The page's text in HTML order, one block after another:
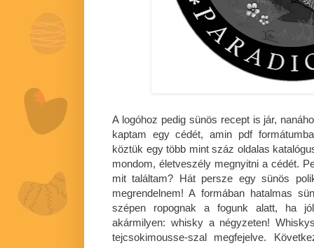
A logóhoz pedig sünös recept is jár,
kaptam egy cédét, amin pdf
köztük egy több mint száz oldalas
mondom, életveszély megnyitni a cédét.
mit találtam? Hát persze egy sünös
megrendelnem! A formában hatalmas
szépen ropognak a fogunk alatt, ha
akármilyen: whisky a négyzeten!
tejcsokimousse-szal megfejelve.